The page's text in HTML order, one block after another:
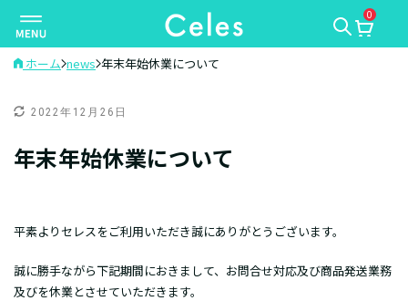
ナ
ビ
ゲ
シ
ン
り
え
0
ホーム news 年末年始休業について
2022年12月26日
年末年始休業について
平素よりセレスをご利用いただき誠にありがとうございます。
誠に勝手ながら下記期間におきまして、お問合せ対応及び商品発送業務
及びを休業とさせていただきます。